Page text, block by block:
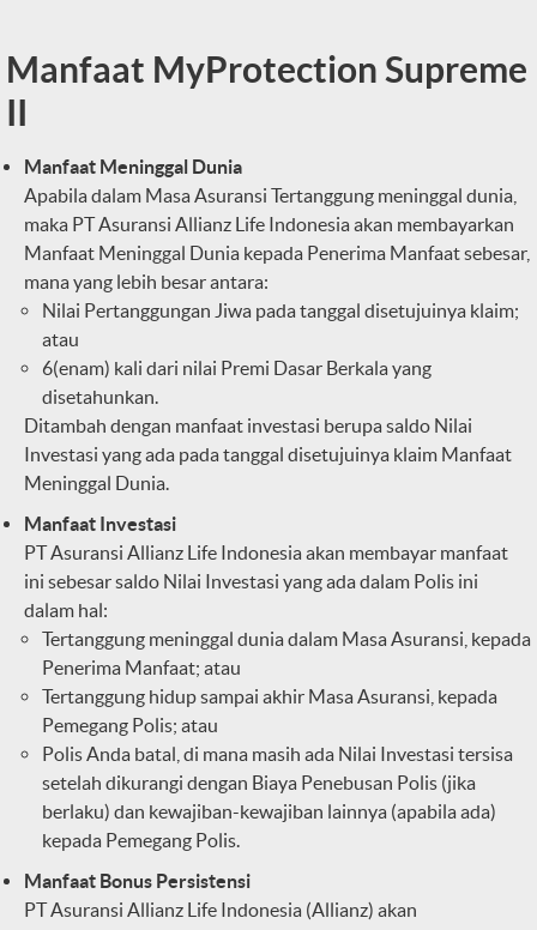
Manfaat MyProtection Supreme
II
Manfaat Meninggal Dunia
Apabila dalam Masa Asuransi Tertanggung meninggal dunia,
maka PT Asuransi Allianz Life Indonesia akan membayarkan
Manfaat Meninggal Dunia kepada Penerima Manfaat sebesar,
mana yang lebih besar antara:
Nilai Pertanggungan Jiwa pada tanggal disetujuinya klaim;
atau
6(enam) kali dari nilai Premi Dasar Berkala yang
disetahunkan.
Ditambah dengan manfaat investasi berupa saldo Nilai
Investasi yang ada pada tanggal disetujuinya klaim Manfaat
Meninggal Dunia.
Manfaat Investasi
PT Asuransi Allianz Life Indonesia akan membayar manfaat
ini sebesar saldo Nilai Investasi yang ada dalam Polis ini
dalam hal:
Tertanggung meninggal dunia dalam Masa Asuransi, kepada
Penerima Manfaat; atau
Tertanggung hidup sampai akhir Masa Asuransi, kepada
Pemegang Polis; atau
Polis Anda batal, di mana masih ada Nilai Investasi tersisa
setelah dikurangi dengan Biaya Penebusan Polis (jika
berlaku) dan kewajiban-kewajiban lainnya (apabila ada)
kepada Pemegang Polis.
Manfaat Bonus Persistensi
PT Asuransi Allianz Life Indonesia (Allianz) akan